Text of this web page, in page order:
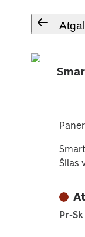
Atgal
Šilas
Pr-